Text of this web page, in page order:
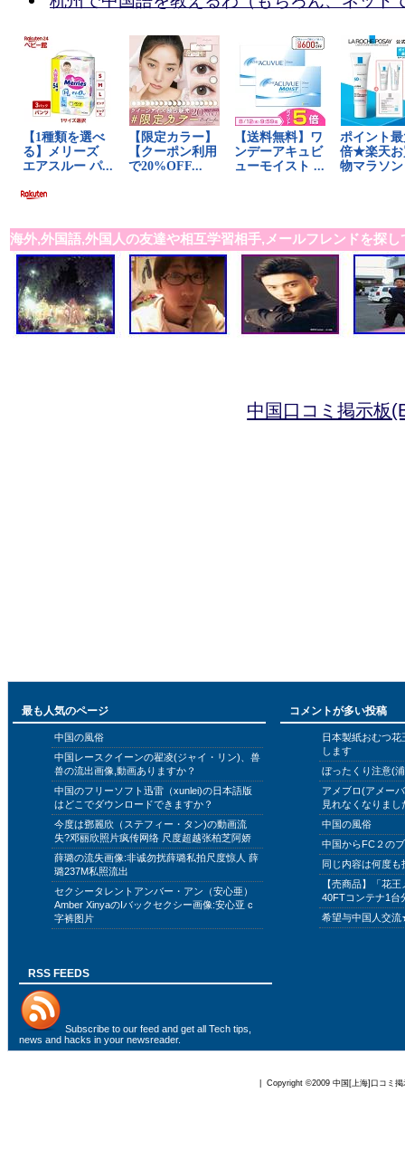
海外,外国語,外国人の友達や相互学習相手,メールフレンドを探し
中国口コミ掲示板
最も人気のページ
中国の風俗
中国レースクイーンの翟凌(ジャイ・リン)、兽
兽の流出画像,動画ありますか？
中国のフリーソフト迅雷（xunlei)の日本語版
はどこでダウンロードできますか？
今度は鄧麗欣（ステフィー・タン)の動画流
失?邓丽欣照片疯传网络 尺度超越张柏芝阿娇
薛璐の流失画像:非诚勿扰薛璐私拍尺度惊人 薛
璐237M私照流出
セクシータレントアンバー・アン（安心亜）
Amber XinyaのIバックセクシー画像:安心亚 c
字裤图片
コメントが多い投稿
日本製紙おむつ
します
ぼったくり注意(
アメブロ(アメー
見れなくなりまし
中国の風俗
中国からFC２の
同じ内容は何度
【売商品】「花
40FTコンテナ1台
希望与中国人交
RSS FEEDS
Subscribe to our feed and get all Tech tips,
news and hacks in your newsreader.
| Copyright ©2009 中国[上海]口コミ掲